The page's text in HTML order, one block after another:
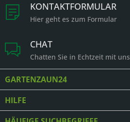
KONTAKTFORMULAR
Hier geht es zum Formular
CHAT
Chatten Sie in Echtzeit mit uns
GARTENZAUN24
HILFE